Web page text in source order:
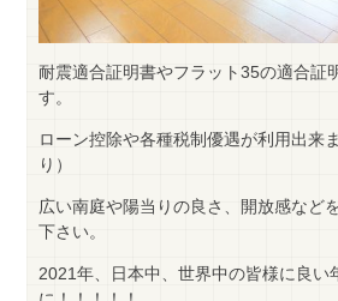
耐震適合証明書やフラット35の適合証
す。
ローン控除や各種税制優遇が利用出来
り）
広い南庭や陽当りの良さ、開放感など
下さい。
2021年、日本中、世界中の皆様に良い